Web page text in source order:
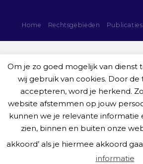
Home Rechtsgebieden Publicaties
Om je zo goed mogelijk van dienst
wij gebruik van cookies. Door de
accepteren, word je herkend.
website afstemmen op jouw
kunnen we je relevante informatie
zien, binnen en buiten onze
akkoord’ als je hiermee akkoord
informatie